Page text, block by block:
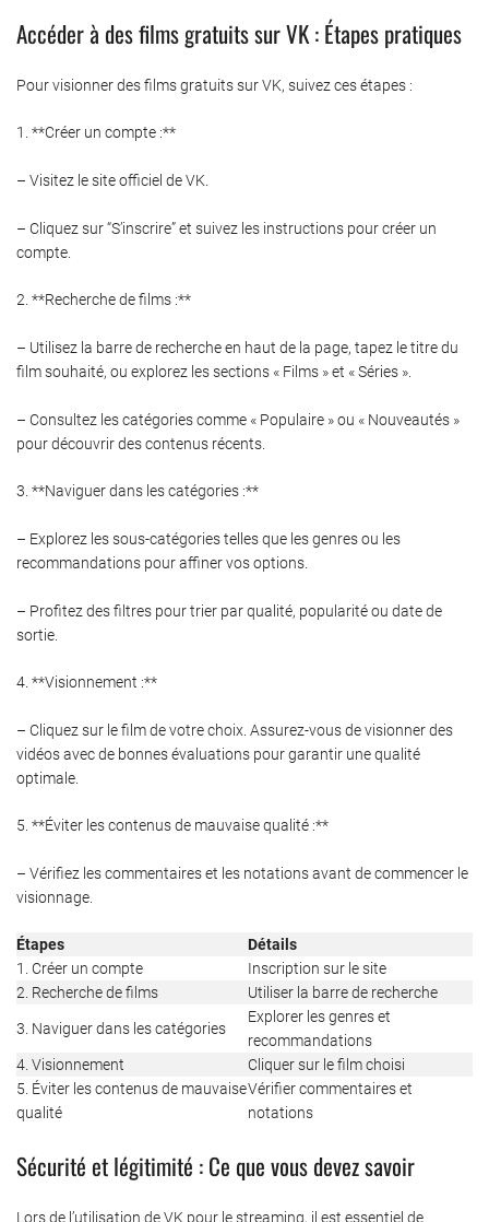
Accéder à des films gratuits sur VK : Étapes pratiques
Pour visionner des films gratuits sur VK, suivez ces étapes :
1. **Créer un compte :**
– Visitez le site officiel de VK.
– Cliquez sur “S’inscrire” et suivez les instructions pour créer un
compte.
2. **Recherche de films :**
– Utilisez la barre de recherche en haut de la page, tapez le titre du
film souhaité, ou explorez les sections « Films » et « Séries ».
– Consultez les catégories comme « Populaire » ou « Nouveautés »
pour découvrir des contenus récents.
3. **Naviguer dans les catégories :**
– Explorez les sous-catégories telles que les genres ou les
recommandations pour affiner vos options.
– Profitez des filtres pour trier par qualité, popularité ou date de
sortie.
4. **Visionnement :**
– Cliquez sur le film de votre choix. Assurez-vous de visionner des
vidéos avec de bonnes évaluations pour garantir une qualité
optimale.
5. **Éviter les contenus de mauvaise qualité :**
– Vérifiez les commentaires et les notations avant de commencer le
visionnage.
Étapes
Détails
1. Créer un compte
Inscription sur le site
2. Recherche de films
Utiliser la barre de recherche
3. Naviguer dans les catégories
Explorer les genres et
recommandations
4. Visionnement
Cliquer sur le film choisi
5. Éviter les contenus de mauvaise
qualité
Vérifier commentaires et
notations
Sécurité et légitimité : Ce que vous devez savoir
Lors de l’utilisation de VK pour le streaming, il est essentiel de